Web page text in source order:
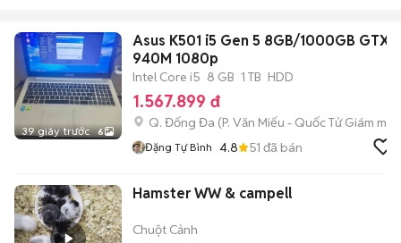
39 giây trước 6
Asus K501 i5 Gen 5 8GB/1000GB GTX
940M 1080p
Intel Core i5 8 GB 1 TB HDD
1.567.899 đ
Q. Đống Đa (P. Văn Miếu - Quốc Tử Giám mới)
Đặng Tự Bình 4.8 51 đã bán
Hamster WW & campell
Chuột Cảnh